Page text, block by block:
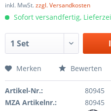
inkl. MwSt.zzgl. Versandkosten
Sofort versandfertig,
Merken Bewerten
Artikel-Nr.:
80945
MZA Artikelnr.:
80945